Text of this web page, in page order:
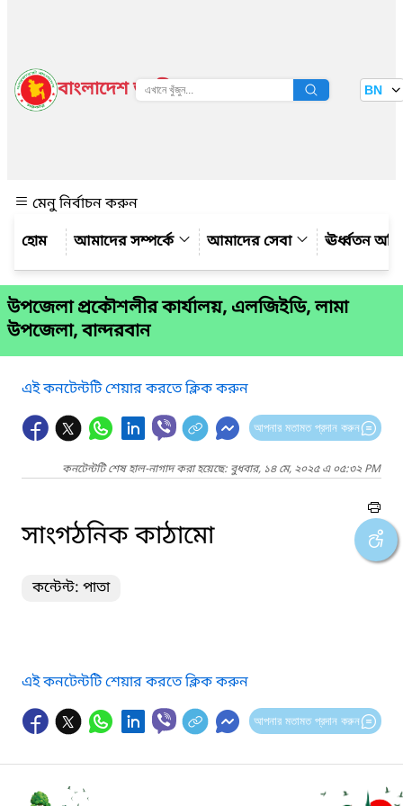
বাংলাদেশ জাতীয় তথ্য বাতায়ন BN
মেনু নির্বাচন করুন
আমাদের সম্পর্কে
আমাদের সেবা ঊর্ধ্বতন
উপজেলা প্রকৌশলীর কার্যালয়, এলজিইডি, লামা
উপজেলা, বান্দরবান
এই কনটেন্টটি শেয়ার করতে ক্লিক করুন
আপনার মতামত প্রদান করুন
কনটেন্টটি শেষ হাল-নাগাদ করা হয়েছে: বুধবার, ১৪ মে, ২০২৫ এ ০৫:৩২ PM
সাংগঠনিক কাঠামো
কন্টেন্ট: পাতা
এই কনটেন্টটি শেয়ার করতে ক্লিক করুন
আপনার মতামত প্রদান করুন